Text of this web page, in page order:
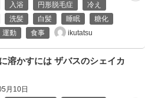
入浴 円形脱毛症
冷え
洗髪 白髪 睡眠
糖化
運動 食事 ikutatsu
溶かすには ザバスのシェイカ
月10日